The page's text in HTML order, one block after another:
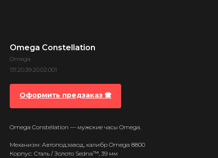
Omega Constellation
Omega
131.20.39.20.02.001
Оформить предзаказ 🕿
Omega Constellation — мужские часы Omega.
Механизм: Автоподзавод, калибр Omega 8800
Корпус: Сталь / Золото Sedna™, 39 мм